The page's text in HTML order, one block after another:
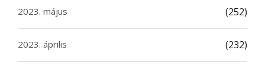
2023. május (252)
2023. április (232)